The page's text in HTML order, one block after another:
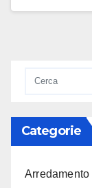
Categorie
Arredamento